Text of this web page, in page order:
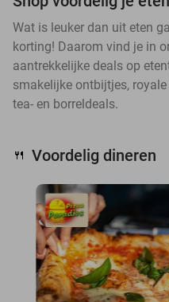
Wat is leuker dan uit eten
korting! Daarom vind je in
aantrekkelijke deals op
smakelijke ontbijtjes,
tea- en borreldeals.
🍴 Voordelig dineren